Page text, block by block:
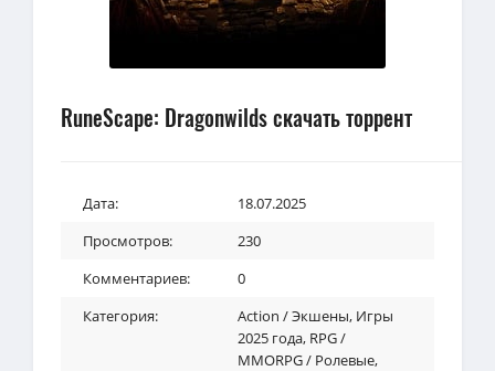
RuneScape: Dragonwilds скачать торрент
Дата:
18.07.2025
Просмотров:
230
Комментариев:
0
Категория:
Action / Экшены, Игры
2025 года, RPG /
MMORPG / Ролевые,